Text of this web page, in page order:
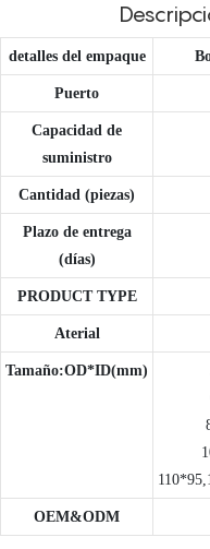
detalles del empaque
Puerto
Capacidad de
suministro
Cantidad (piezas)
Plazo de entrega
(días)
PRODUCT TYPE
Aterial
Tamaño:OD*ID(mm)
OEM&ODM